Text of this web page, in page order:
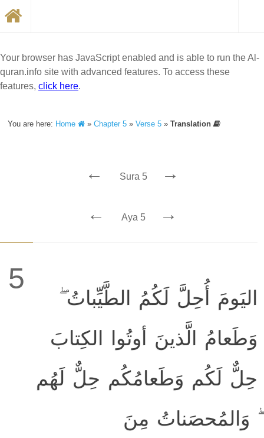
Your browser has JavaScript enabled and is able to run the Al-
quran.info site with advanced features. To access these
features, click here.
You are here: Home »Chapter 5 »Verse 5 »Translation
← Sura 5 →
← Aya 5 →
5
اليَومَ أُحِلَّ لَكُمُ الطَّيِّباتُ ۖ
وَطَعامُ الَّذينَ أوتُوا الكِتابَ
حِلٌّ لَكُم وَطَعامُكُم حِلٌّ لَهُم
ۖ وَالمُحصَناتُ مِنَ